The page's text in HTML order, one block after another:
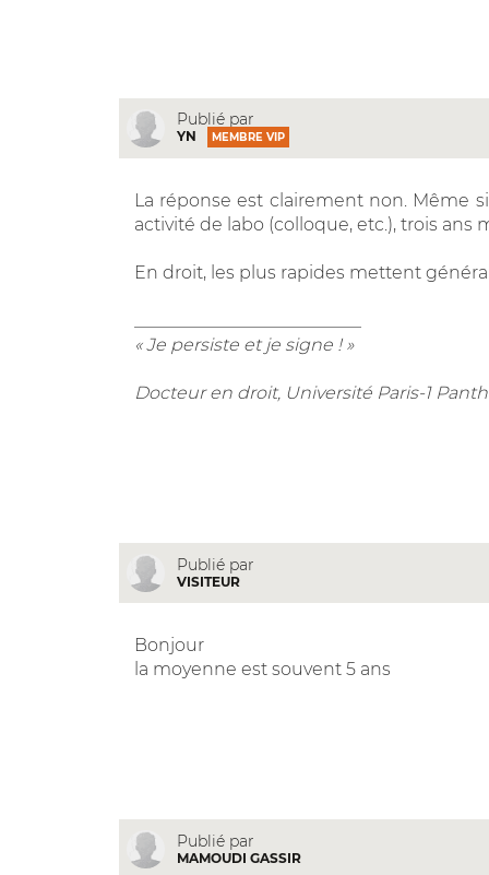
Publié par
YN MEMBRE VIP
La réponse est clairement non. Même
activité de labo (colloque, etc.), trois ans
En droit, les plus rapides mettent
« Je persiste et je signe ! »
Docteur en droit, Université Paris-1
Publié par
VISITEUR
Bonjour
la moyenne est souvent 5 ans
Publié par
MAMOUDI GASSIR